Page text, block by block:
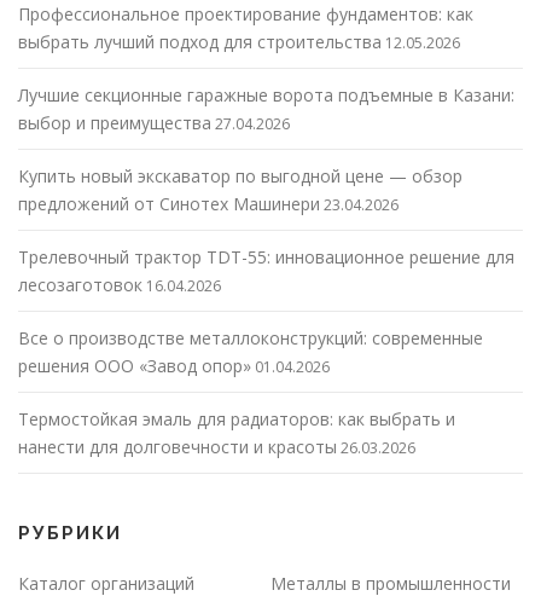
Профессиональное проектирование фундаментов: как
выбрать лучший подход для строительства 12.05.2026
Лучшие секционные гаражные ворота подъемные в Казани:
выбор и преимущества 27.04.2026
Купить новый экскаватор по выгодной цене — обзор
предложений от Синотех Машинери 23.04.2026
Трелевочный трактор TDT-55: инновационное решение для
лесозаготовок 16.04.2026
Все о производстве металлоконструкций: современные
решения ООО «Завод опор» 01.04.2026
Термостойкая эмаль для радиаторов: как выбрать и
нанести для долговечности и красоты 26.03.2026
РУБРИКИ
Каталог организаций
Металлы в промышленности